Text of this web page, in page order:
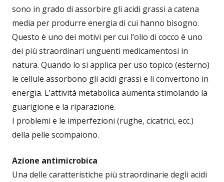
sono in grado di assorbire gli acidi grassi a catena
media per produrre energia di cui hanno bisogno.
Questo è uno dei motivi per cui l’olio di cocco è uno
dei più straordinari unguenti medicamentosi in
natura. Quando lo si applica per uso topico (esterno)
le cellule assorbono gli acidi grassi e li convertono in
energia. L’attività metabolica aumenta stimolando la
guarigione e la riparazione.
I problemi e le imperfezioni (rughe, cicatrici, ecc.)
della pelle scompaiono.
Azione antimicrobica
Una delle caratteristiche più straordinarie degli acidi